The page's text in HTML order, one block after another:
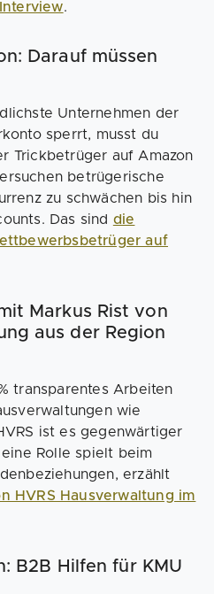
.
Darauf müssen
Unternehmen der
sperrt, musst du
Trickbetrüger auf Amazon
betrügerische
zu schwächen bis hin
Das sind die
auf
Markus Rist von
aus der Region
transparentes Arbeiten
wie
ist es gegenwärtiger
Rolle spielt beim
erzählt
HVRS Hausverwaltung im
B2B Hilfen für KMU